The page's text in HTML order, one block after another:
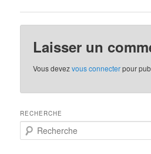
Laisser un
Vous devezvous connecterpour
RECHERCHE
e